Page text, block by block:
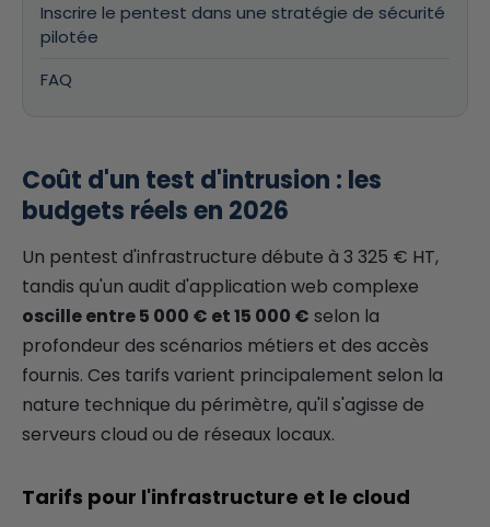
Inscrire le pentest dans une stratégie de sécurité
pilotée
FAQ
Coût d'un test d'intrusion : les
budgets réels en 2026
Un pentest d'infrastructure débute à 3 325 € HT,
tandis qu'un audit d'application web complexe
oscille entre 5 000 € et 15 000 € selon la
profondeur des scénarios métiers et des accès
fournis. Ces tarifs varient principalement selon la
nature technique du périmètre, qu'il s'agisse de
serveurs cloud ou de réseaux locaux.
Tarifs pour l'infrastructure et le cloud